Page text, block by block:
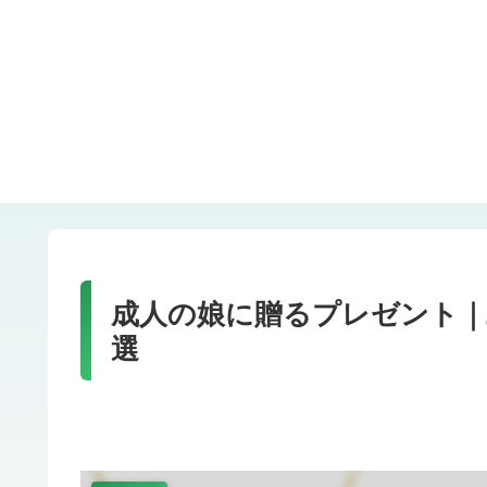
成人の娘に贈るプレゼント
選